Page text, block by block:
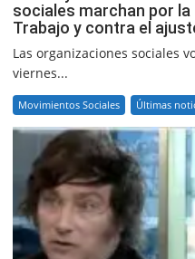
sociales marchan por la
Trabajo y contra el
Las organizaciones sociales
viernes...
Movimientos Sociales Últimas